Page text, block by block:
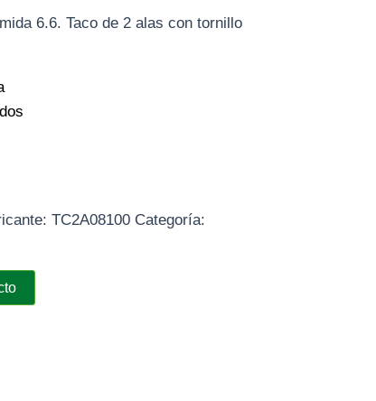
6.6. Taco de 2 alas con tornillo
TC2A08100 Categoría: